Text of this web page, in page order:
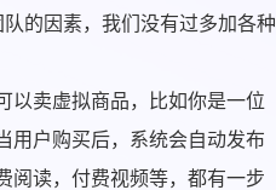
的因素，我们没有过多加各种
以卖虚拟商品，比如你是一位
用户购买后，系统会自动发布
阅读，付费视频等，都有一步